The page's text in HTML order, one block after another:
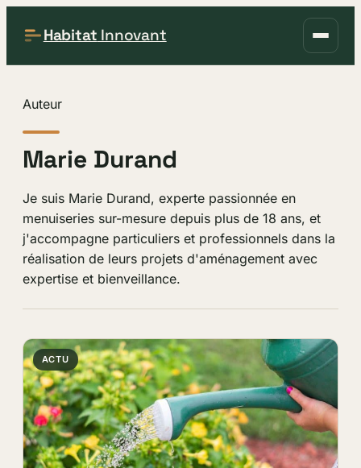
Habitat Innovant
Auteur
Marie Durand
Je suis Marie Durand, experte passionnée en
menuiseries sur-mesure depuis plus de 18 ans, et
j'accompagne particuliers et professionnels dans la
réalisation de leurs projets d'aménagement avec
expertise et bienveillance.
ACTU